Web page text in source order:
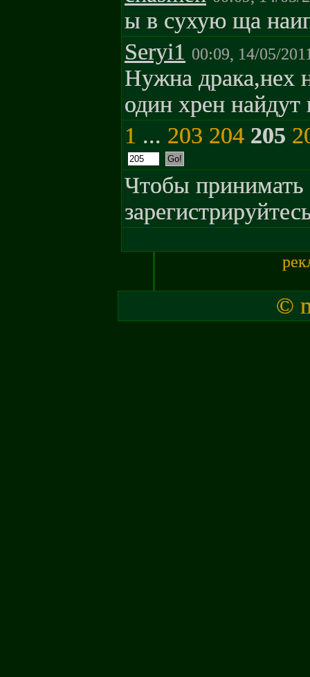
ы в сухую ща
Seryi1 00:09, 14/05/
Нужна драка,нех
один хрен найдут
1 ... 203 204 205
Чтобы принимать
©